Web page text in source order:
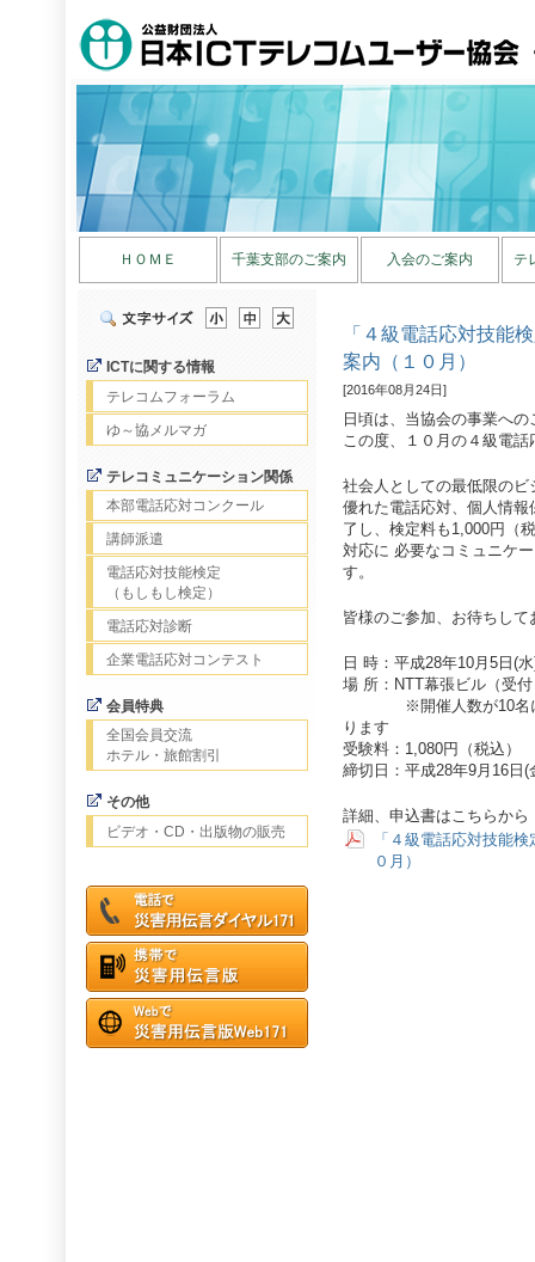
ＨＯＭＥ 千葉支部のご案内 入会のご案内 テ
ICTに関する情報
テレコムフォーラム
ゆ～協メルマガ
テレコミュニケーション関係
本部電話応対コンクール
講師派遣
電話応対技能検定
（もしもし検定）
電話応対診断
企業電話応対コンテスト
会員特典
全国会員交流
ホテル・旅館割引
その他
ビデオ・CD・出版物の販売
「４級電話応対技能
案内（１０月）
[2016年08月24日]
日頃は、当協会の事業へ
この度、１０月の４級電
社会人としての最低限の
優れた電話応対、個人情
了し、検定料も1,000円（
対応に 必要なコミュニケ
す。
皆様のご参加、お待ちして
日 時：平成28年10月5日(
場 所：NTT幕張ビル（受
※開催人数が10名に満
ります
受験料：1,080円（税込）
締切日：平成28年9月16日(
詳細、申込書はこちらから
「４級電話応対技能
０月）